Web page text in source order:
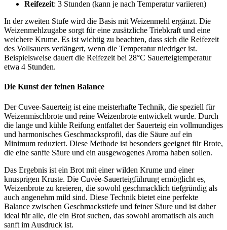
Reifezeit: 3 Stunden (kann je nach Temperatur variieren)
In der zweiten Stufe wird die Basis mit Weizenmehl ergänzt. Die
Weizenmehlzugabe sorgt für eine zusätzliche Triebkraft und eine
weichere Krume. Es ist wichtig zu beachten, dass sich die Reifezeit
des Vollsauers verlängert, wenn die Temperatur niedriger ist.
Beispielsweise dauert die Reifezeit bei 28°C Sauerteigtemperatur
etwa 4 Stunden.
Die Kunst der feinen Balance
Der Cuvee-Sauerteig ist eine meisterhafte Technik, die speziell für
Weizenmischbrote und reine Weizenbrote entwickelt wurde. Durch
die lange und kühle Reifung entfaltet der Sauerteig ein vollmundiges
und harmonisches Geschmacksprofil, das die Säure auf ein
Minimum reduziert. Diese Methode ist besonders geeignet für Brote,
die eine sanfte Säure und ein ausgewogenes Aroma haben sollen.
Das Ergebnis ist ein Brot mit einer wilden Krume und einer
knusprigen Kruste. Die Cuvèe-Sauerteigführung ermöglicht es,
Weizenbrote zu kreieren, die sowohl geschmacklich tiefgründig als
auch angenehm mild sind. Diese Technik bietet eine perfekte
Balance zwischen Geschmackstiefe und feiner Säure und ist daher
ideal für alle, die ein Brot suchen, das sowohl aromatisch als auch
sanft im Ausdruck ist.